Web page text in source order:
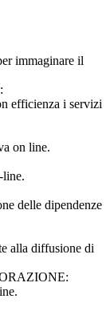
immaginare il
efficienza i servizi
on line.
line.
delle dipendenze
alla diffusione di